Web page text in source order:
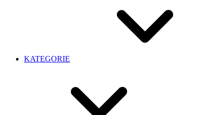
KATEGORIE